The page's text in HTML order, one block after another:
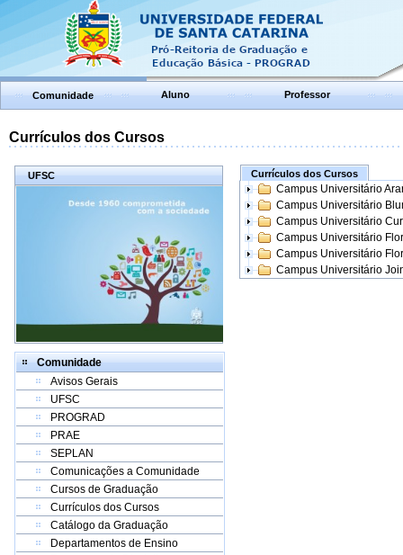
Comunidade Aluno Professor
Currículos dos Cursos
UFSC
Comunidade
Avisos Gerais
UFSC
PROGRAD
PRAE
SEPLAN
Comunicações a Comunidade
Cursos de Graduação
Currículos dos Cursos
Catálogo da Graduação
Departamentos de Ensino
Currículos dos Cursos
Campus Universitário
Campus Universitário
Campus Universitário
Campus Universitário
Campus Universitário
Campus Universitário